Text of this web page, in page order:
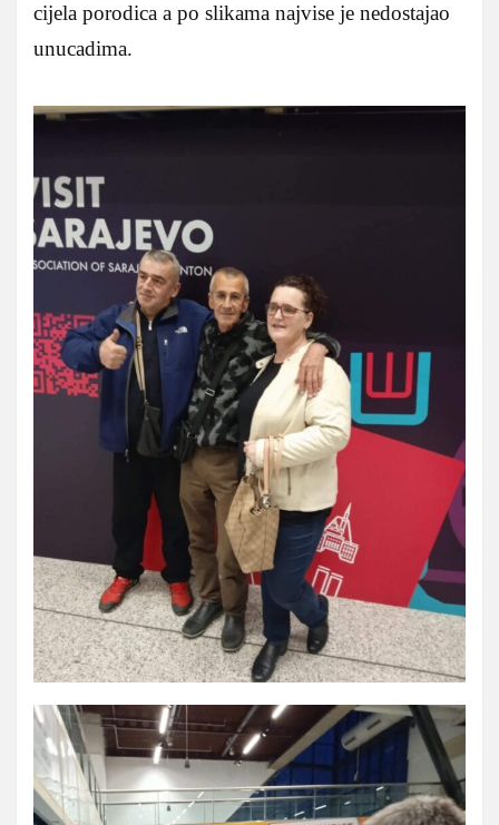
cijela porodica a po slikama najvise je nedostajao
unucadima.